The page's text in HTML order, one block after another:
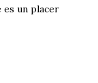
es un placer